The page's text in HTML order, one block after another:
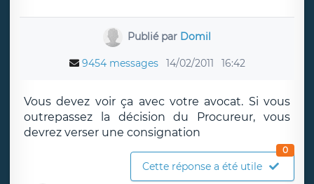
Publié par Domil
9454 messages 14/02/2011 16:42
Vous devez voir ça avec votre avocat. Si vous
outrepassez la décision du Procureur, vous
devrez verser une consignation
Cette réponse a été utile
0